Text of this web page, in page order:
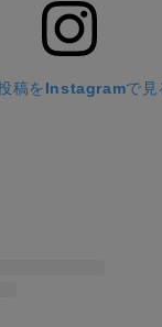
稿をInstagramで見